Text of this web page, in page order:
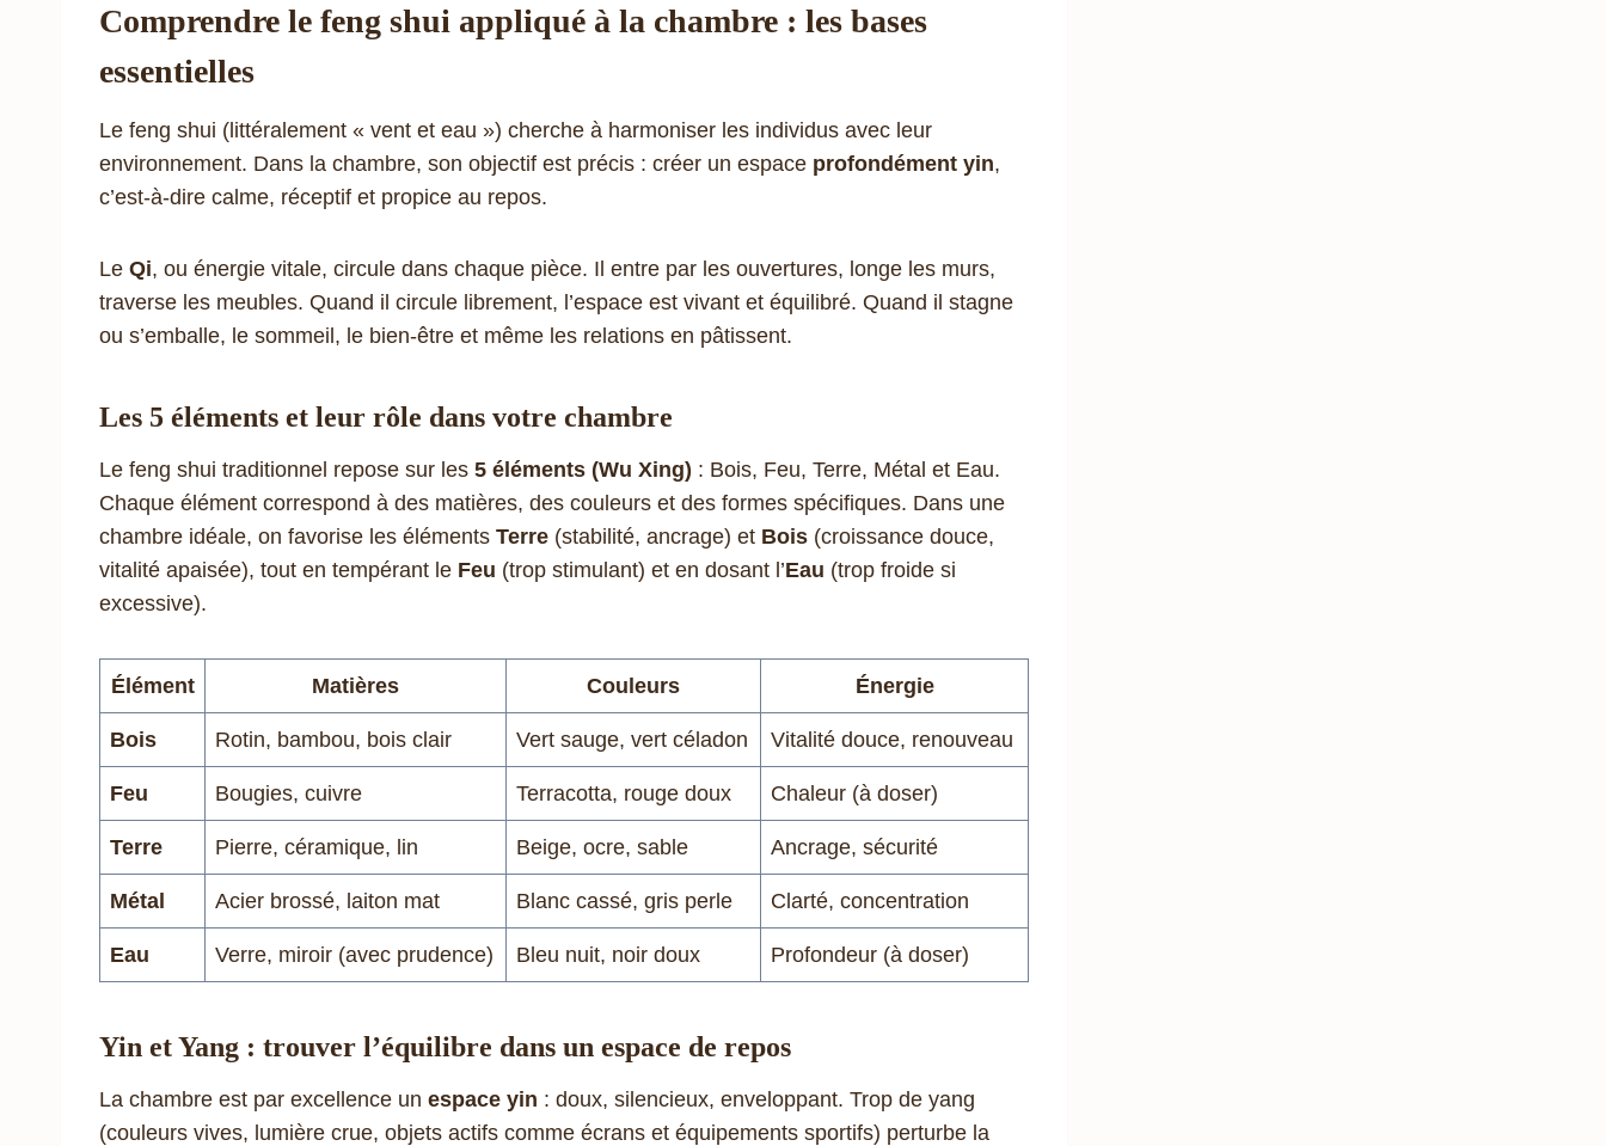
Comprendre le feng shui appliqué à la chambre : les bases
essentielles
Le feng shui (littéralement « vent et eau ») cherche à harmoniser les individus avec leur
environnement. Dans la chambre, son objectif est précis : créer un espace profondément yin,
c’est-à-dire calme, réceptif et propice au repos.
Le Qi, ou énergie vitale, circule dans chaque pièce. Il entre par les ouvertures, longe les murs,
traverse les meubles. Quand il circule librement, l’espace est vivant et équilibré. Quand il stagne
ou s’emballe, le sommeil, le bien-être et même les relations en pâtissent.
Les 5 éléments et leur rôle dans votre chambre
Le feng shui traditionnel repose sur les 5 éléments (Wu Xing) : Bois, Feu, Terre, Métal et Eau.
Chaque élément correspond à des matières, des couleurs et des formes spécifiques. Dans une
chambre idéale, on favorise les éléments Terre (stabilité, ancrage) et Bois (croissance douce,
vitalité apaisée), tout en tempérant le Feu (trop stimulant) et en dosant l’Eau (trop froide si
excessive).
Élément Matières Couleurs Énergie
Bois Rotin, bambou, bois clair Vert sauge, vert céladon Vitalité douce, renouveau
Feu Bougies, cuivre Terracotta, rouge doux Chaleur (à doser)
Terre Pierre, céramique, lin Beige, ocre, sable Ancrage, sécurité
Métal Acier brossé, laiton mat Blanc cassé, gris perle Clarté, concentration
Eau Verre, miroir (avec prudence) Bleu nuit, noir doux Profondeur (à doser)
Yin et Yang : trouver l’équilibre dans un espace de repos
La chambre est par excellence un espace yin : doux, silencieux, enveloppant. Trop de yang
(couleurs vives, lumière crue, objets actifs comme écrans et équipements sportifs) perturbe la